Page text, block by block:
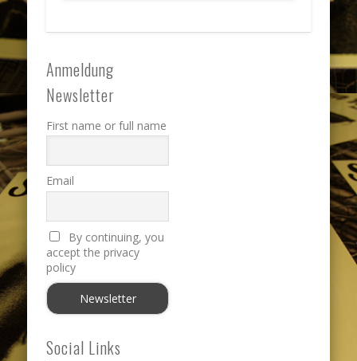
Anmeldung
Newsletter
First name or full name
Email
By continuing, you
accept the privacy
policy
Social Links